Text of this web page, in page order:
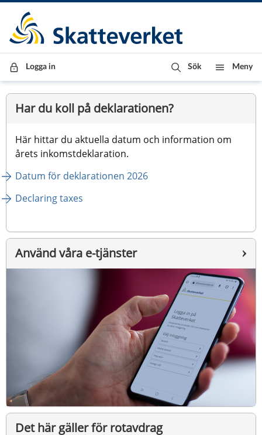
Till innehåll
Till navigationen
Till chattrobot
Logga in Sök Meny
Startsida
Har du koll på deklarationen?
Här hittar du aktuella datum och information om
årets inkomstdeklaration.
Datum för deklarationen 2026
Declaring taxes
Använd våra e-tjänster
Det här gäller för rotavdrag